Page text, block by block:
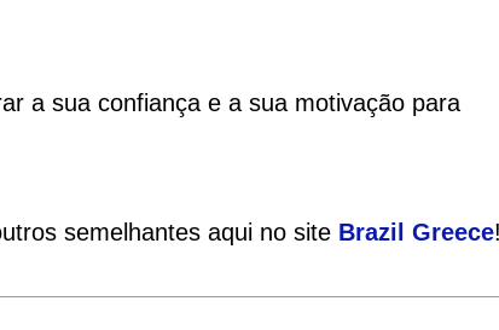
a sua confiança e a sua motivação para
semelhantes aqui no site Brazil Greece!